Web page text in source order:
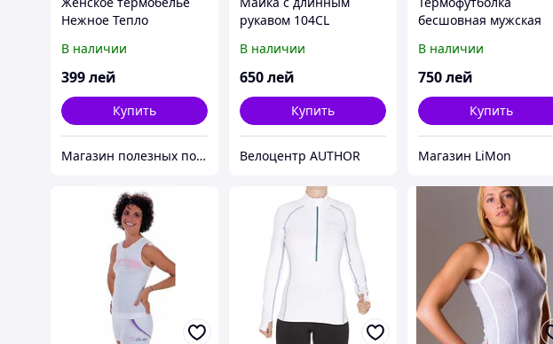
Нежное Тепло
В наличии
399лей
Купить
Магазин полезных покупок "Goodbuy"
рукавом 104CL
В наличии
650лей
Купить
Велоцентр AUTHOR
бесшовная мужская
В наличии
750лей
Купить
Магазин LiMon